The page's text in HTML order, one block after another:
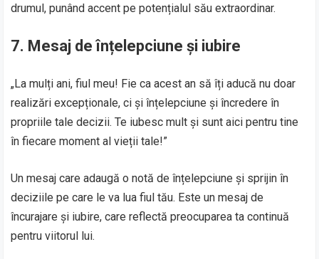
drumul, punând accent pe potențialul său extraordinar.
7. Mesaj de înțelepciune și iubire
„La mulți ani, fiul meu! Fie ca acest an să îți aducă nu doar
realizări excepționale, ci și înțelepciune și încredere în
propriile tale decizii. Te iubesc mult și sunt aici pentru tine
în fiecare moment al vieții tale!”
Un mesaj care adaugă o notă de înțelepciune și sprijin în
deciziile pe care le va lua fiul tău. Este un mesaj de
încurajare și iubire, care reflectă preocuparea ta continuă
pentru viitorul lui.